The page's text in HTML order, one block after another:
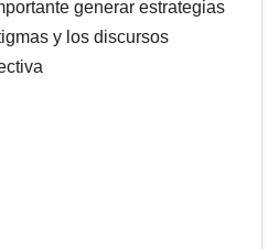
generar estrategias
y los discursos